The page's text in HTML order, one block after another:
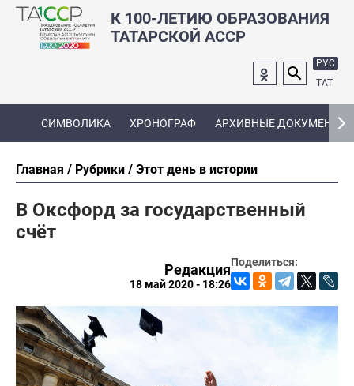
К 100-ЛЕТИЮ ОБРАЗОВАНИЯ
ТАТАРСКОЙ АССР
РУС
ТАТ
СИМВОЛИКА ХРОНОГРАФ АРХИВНЫЕ ДОКУМЕНТЫ
Главная Рубрики Этот день в истории
В Оксфорд за государственный
счёт
Поделиться:
Редакция
18 май 2020 - 18:26